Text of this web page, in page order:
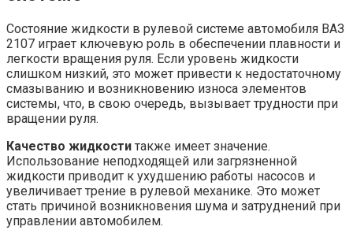
Состояние жидкости в рулевой системе автомобиля ВАЗ
2107 играет ключевую роль в обеспечении плавности и
легкости вращения руля. Если уровень жидкости
слишком низкий, это может привести к недостаточному
смазыванию и возникновению износа элементов
системы, что, в свою очередь, вызывает трудности при
вращении руля.
Качество жидкости также имеет значение.
Использование неподходящей или загрязненной
жидкости приводит к ухудшению работы насосов и
увеличивает трение в рулевой механике. Это может
стать причиной возникновения шума и затруднений при
управлении автомобилем.